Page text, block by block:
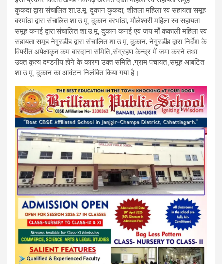
कुकदा द्वारा संचालित शा.उ.मू. दुकान कुकदा, शीतला महिला स्व सहायता समूह
बरमांठा द्वारा संचालित शा.उ.मू. दुकान बरभांठा, मौलेश्वरी महिला स्व सहायता
समूह कनई द्वारा संचालित शा.उ.मू. दुकान कनई एवं जय माँ कंकाली महिला स्व
सहायता समूह नेगुरडीह द्वारा संचालित शा.उ.मू. दुकान, नेगुरडीह द्वारा निर्देश के
विपरीत अपेक्षाकृत कम बारदाना समिति ,संग्रहण केन्द्र में जमा करने तथा
उक्त कृत्य दण्डनीय होने के कारण उक्त समिति ,ग्राम पंचायत ,समूह आबंटित
शा.उ.मू. दुकान का आवंटन निलंबित किया गया है।